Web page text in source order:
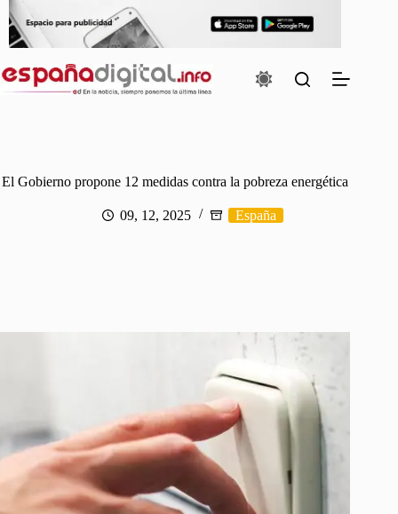
contenido
El Gobierno propone 12 medidas contra la pobreza energética
09, 12, 2025 España